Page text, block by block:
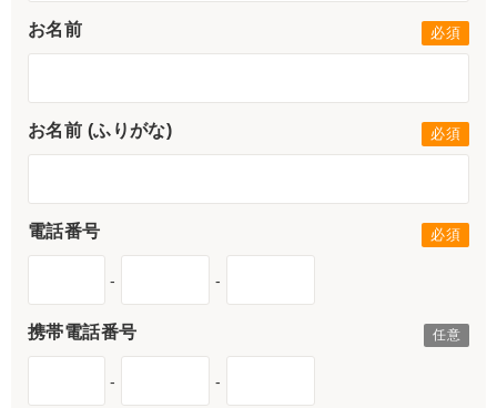
お名前
お名前 (ふりがな)
電話番号
- -
携帯電話番号
- -